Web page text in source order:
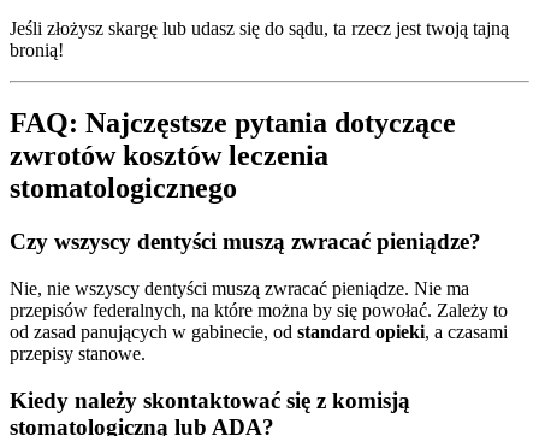
Jeśli złożysz skargę lub udasz się do sądu, ta rzecz jest twoją tajną
bronią!
FAQ: Najczęstsze pytania dotyczące
zwrotów kosztów leczenia
stomatologicznego
Czy wszyscy dentyści muszą zwracać pieniądze?
Nie, nie wszyscy dentyści muszą zwracać pieniądze. Nie ma
przepisów federalnych, na które można by się powołać. Zależy to
od zasad panujących w gabinecie, od standard opieki, a czasami
przepisy stanowe.
Kiedy należy skontaktować się z komisją
stomatologiczną lub ADA?